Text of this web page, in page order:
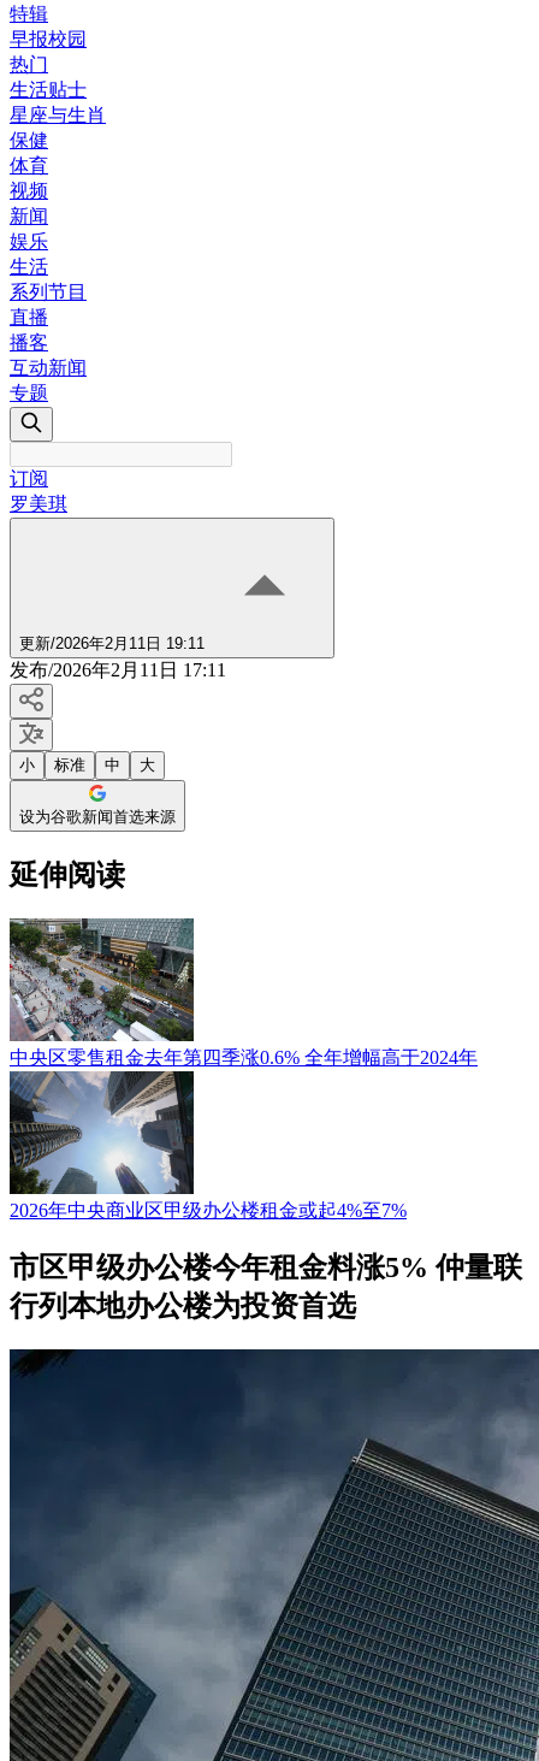
特辑
早报校园
热门
生活贴士
星座与生肖
保健
体育
视频
新闻
娱乐
生活
系列节目
直播
播客
互动新闻
专题
订阅
罗美琪
更新/2026年2月11日 19:11
发布/2026年2月11日 17:11
小 标准 中 大
设为谷歌新闻首选来源
延伸阅读
中央区零售租金去年第四季涨0.6% 全年增幅高于2024年
2026年中央商业区甲级办公楼租金或起4%至7%
市区甲级办公楼今年租金料涨5% 仲量联
行列本地办公楼为投资首选